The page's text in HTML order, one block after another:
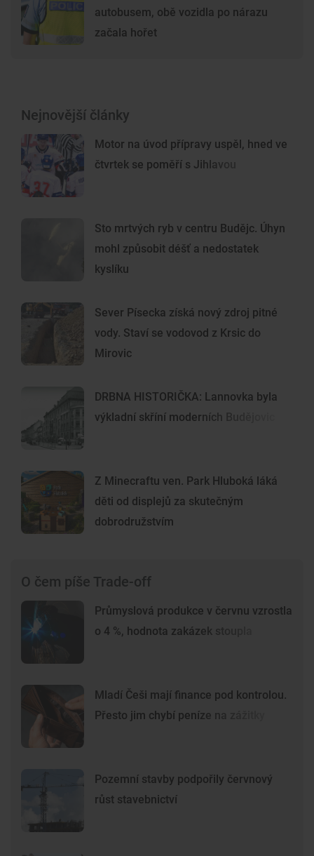
autobusem, obě vozidla po nárazu
začala hořet
Nejnovější články
Motor na úvod přípravy uspěl, hned ve
čtvrtek se poměří s Jihlavou
Sto mrtvých ryb v centru Budějc. Úhyn
mohl způsobit déšť a nedostatek
kyslíku
Sever Písecka získá nový zdroj pitné
vody. Staví se vodovod z Krsic do
Mirovic
DRBNA HISTORIČKA: Lannovka byla
výkladní skříní moderních Budějovic
Z Minecraftu ven. Park Hluboká láká
děti od displejů za skutečným
dobrodružstvím
O čem píše Trade-off
Průmyslová produkce v červnu vzrostla
o 4 %, hodnota zakázek stoupla
Mladí Češi mají finance pod kontrolou.
Přesto jim chybí peníze na zážitky
Pozemní stavby podpořily červnový
růst stavebnictví